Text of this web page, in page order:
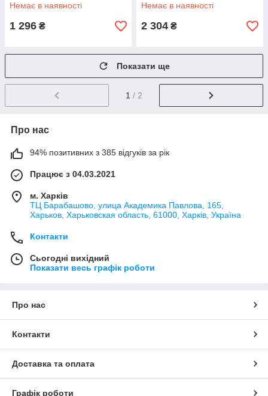
Немає в наявності
1 296 ₴
Немає в наявності
2 304 ₴
Показати ще
1 / 2
Про нас
94% позитивних з 385 відгуків за рік
Працює з 04.03.2021
м. Харків
ТЦ Барабашово, улица Академика Павлова, 165,
Харьков, Харьковская область, 61000, Харків, Україна
Контакти
Сьогодні вихідний
Показати весь графік роботи
Про нас
Контакти
Доставка та оплата
Графік роботи